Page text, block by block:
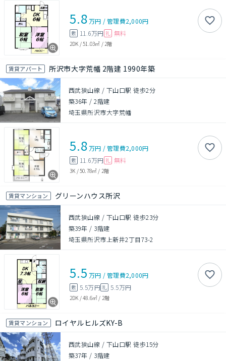
5.8万円 /管理費2,000円
敷 11.6万円 礼 無料
2DK /51.03㎡ / 2階
賃貸アパート 所沢市大字荒幡 2階建 1990年築
西武狭山線 / 下山口駅 徒歩2分
築36年 /2階建
埼玉県所沢市大字荒幡
5.8万円 /管理費2,000円
敷 11.6万円 礼 無料
3K /50.78㎡ / 2階
賃貸マンション グリーンハウス所沢
西武狭山線 / 下山口駅 徒歩23分
築39年 / 3階建
埼玉県所沢市上新井2丁目73-2
5.5 万円 /管理費2,000円
敷 5.5万円礼 5.5万円
2DK /48.6㎡ / 2階
賃貸マンション ロイヤルヒルズKY-B
西武狭山線 / 下山口駅 徒歩15分
築37年 / 3階建